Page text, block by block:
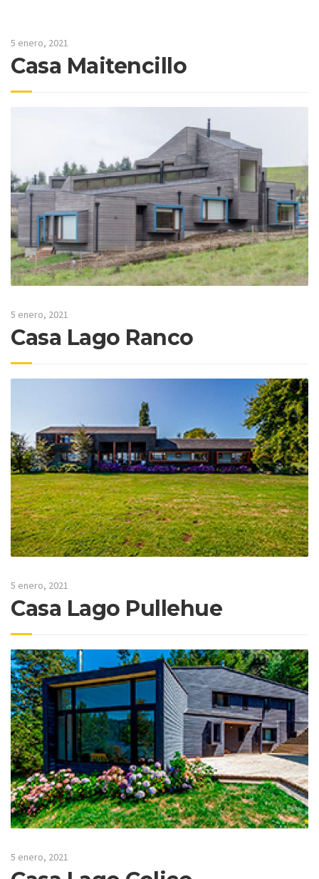
5 enero, 2021
Casa Maitencillo
5 enero, 2021
Casa Lago Ranco
5 enero, 2021
Casa Lago Pullehue
5 enero, 2021